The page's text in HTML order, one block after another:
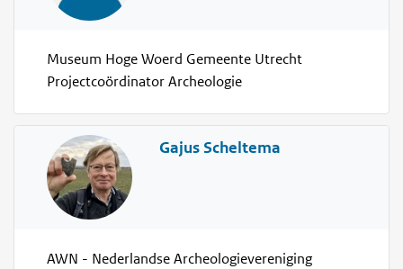
Museum Hoge Woerd Gemeente Utrecht
Projectcoördinator Archeologie
Gajus Scheltema
AWN - Nederlandse Archeologievereniging